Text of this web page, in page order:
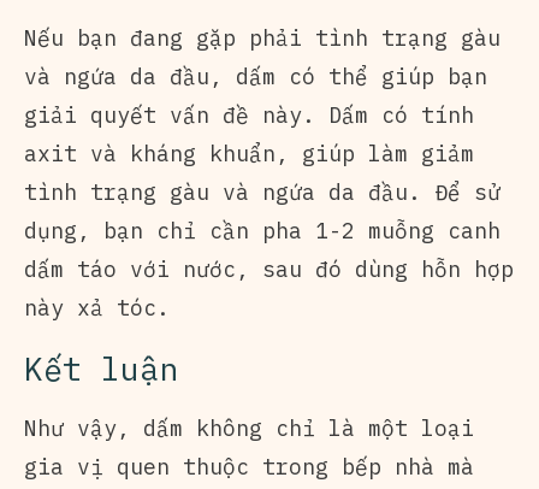
Nếu bạn đang gặp phải tình trạng gàu
và ngứa da đầu, dấm có thể giúp bạn
giải quyết vấn đề này. Dấm có tính
axit và kháng khuẩn, giúp làm giảm
tình trạng gàu và ngứa da đầu. Để sử
dụng, bạn chỉ cần pha 1-2 muỗng canh
dấm táo với nước, sau đó dùng hỗn hợp
này xả tóc.
Kết luận
Như vậy, dấm không chỉ là một loại
gia vị quen thuộc trong bếp nhà mà